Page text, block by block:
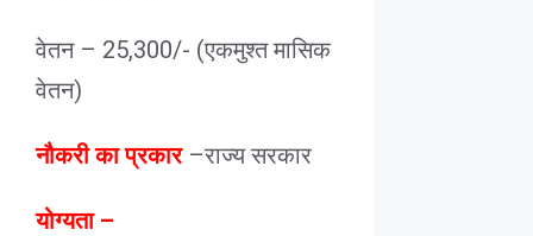
वेतन – 25,300/- (एकमुश्त मासिक
वेतन)
नौकरी का प्रकार –राज्य सरकार
योग्यता –